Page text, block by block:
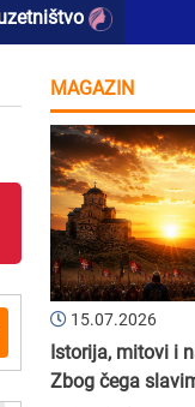
MAGAZIN
15.07.2026
Istorija, mitovi i
Zbog čega